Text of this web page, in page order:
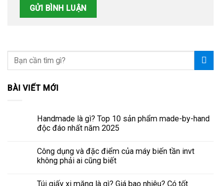
BÀI VIẾT MỚI
Handmade là gì? Top 10 sản phẩm made-by-hand
độc đáo nhất năm 2025
Công dụng và đặc điểm của máy biến tần invt
không phải ai cũng biết
Túi giấy xi măng là gì? Giá bao nhiêu? Có tốt